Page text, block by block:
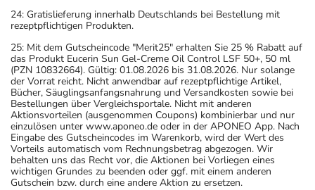
24: Gratislieferung innerhalb Deutschlands bei Bestellung mit
rezeptpflichtigen Produkten.
25: Mit dem Gutscheincode "Merit25" erhalten Sie 25 % Rabatt auf
das Produkt Eucerin Sun Gel-Creme Oil Control LSF 50+, 50 ml
(PZN 10832664). Gültig: 01.08.2026 bis 31.08.2026. Nur solange
der Vorrat reicht. Nicht anwendbar auf rezeptpflichtige Artikel,
Bücher, Säuglingsanfangsnahrung und Versandkosten sowie bei
Bestellungen über Vergleichsportale. Nicht mit anderen
Aktionsvorteilen (ausgenommen Coupons) kombinierbar und nur
einzulösen unter www.aponeo.de oder in der APONEO App. Nach
Eingabe des Gutscheincodes im Warenkorb, wird der Wert des
Vorteils automatisch vom Rechnungsbetrag abgezogen. Wir
behalten uns das Recht vor, die Aktionen bei Vorliegen eines
wichtigen Grundes zu beenden oder ggf. mit einem anderen
Gutschein bzw. durch eine andere Aktion zu ersetzen.